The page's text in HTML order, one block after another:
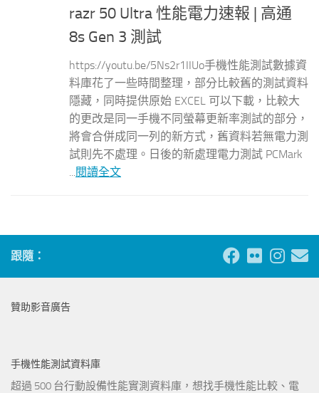
razr 50 Ultra 性能電力速報 | 高通
8s Gen 3 測試
https://youtu.be/5Ns2r1IIUo手機性能測試數據資
料庫花了一些時間整理，部分比較舊的測試資料
隱藏，同時提供原始 EXCEL 可以下載，比較大
的更改是同一手機不同螢幕更新率測試的部分，
將會合併成同一列的新方式，舊資料若無電力測
試則先不處理。日後的新處理電力測試 PCMark
閱讀全文
跟隨：
贊助影音廣告
手機性能測試資料庫
超過 500 台行動設備性能實測資料庫，想找手機性能比較、電